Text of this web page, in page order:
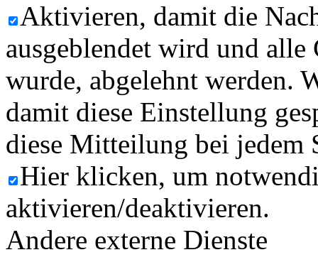
Aktivieren, damit die
ausgeblendet wird und
wurde, abgelehnt werden.
damit diese Einstellung
diese Mitteilung bei jedem
Hier klicken, um
aktivieren/deaktivieren.
Andere externe Dienste